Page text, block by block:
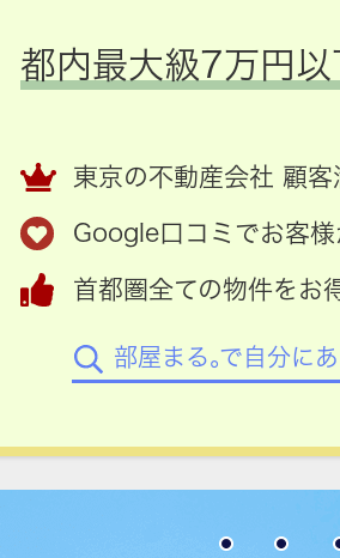
都内最大級7万円
東京の不動産会社 顧客
Google口コミでお客
首都圏全ての物件をお
部屋まる。で自分に